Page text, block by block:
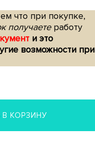
что при покупке,
получаетеработу
и это
возможности при
КОРЗИНУ